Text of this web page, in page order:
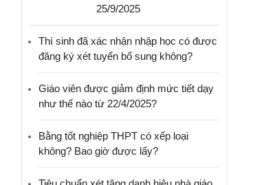
25/9/2025
Thí sinh đã xác nhận nhập học có được
đăng ký xét tuyển bổ sung không?
Giáo viên được giảm định mức tiết dạy
như thế nào từ 22/4/2025?
Bằng tốt nghiệp THPT có xếp loại
không? Bao giờ được lấy?